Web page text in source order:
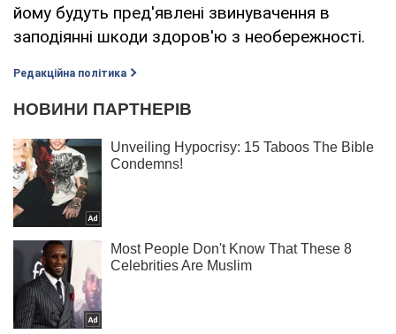
йому будуть пред'явлені звинувачення в
заподіянні шкоди здоров'ю з необережності.
Редакційна політика